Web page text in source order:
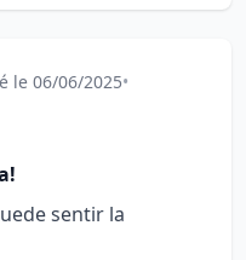
le 06/06/2025•
sentir la